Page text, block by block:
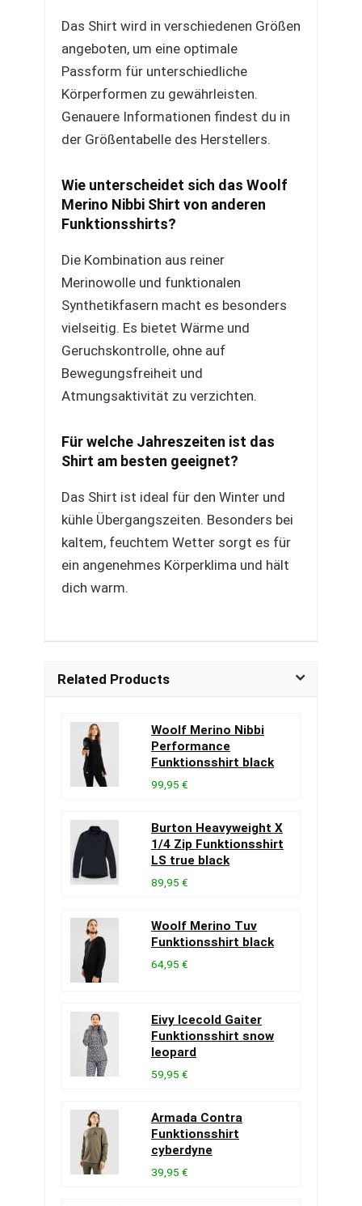
Das Shirt wird in verschiedenen Größen
angeboten, um eine optimale
Passform für unterschiedliche
Körperformen zu gewährleisten.
Genauere Informationen findest du in
der Größentabelle des Herstellers.
Wie unterscheidet sich das Woolf
Merino Nibbi Shirt von anderen
Funktionsshirts?
Die Kombination aus reiner
Merinowolle und funktionalen
Synthetikfasern macht es besonders
vielseitig. Es bietet Wärme und
Geruchskontrolle, ohne auf
Bewegungsfreiheit und
Atmungsaktivität zu verzichten.
Für welche Jahreszeiten ist das
Shirt am besten geeignet?
Das Shirt ist ideal für den Winter und
kühle Übergangszeiten. Besonders bei
kaltem, feuchtem Wetter sorgt es für
ein angenehmes Körperklima und hält
dich warm.
Related Products
Woolf Merino Nibbi
Performance
Funktionsshirt black
99,95 €
Burton Heavyweight X
1/4 Zip Funktionsshirt
LS true black
89,95 €
Woolf Merino Tuv
Funktionsshirt black
64,95 €
Eivy Icecold Gaiter
Funktionsshirt snow
leopard
59,95 €
Armada Contra
Funktionsshirt
cyberdyne
39,95 €